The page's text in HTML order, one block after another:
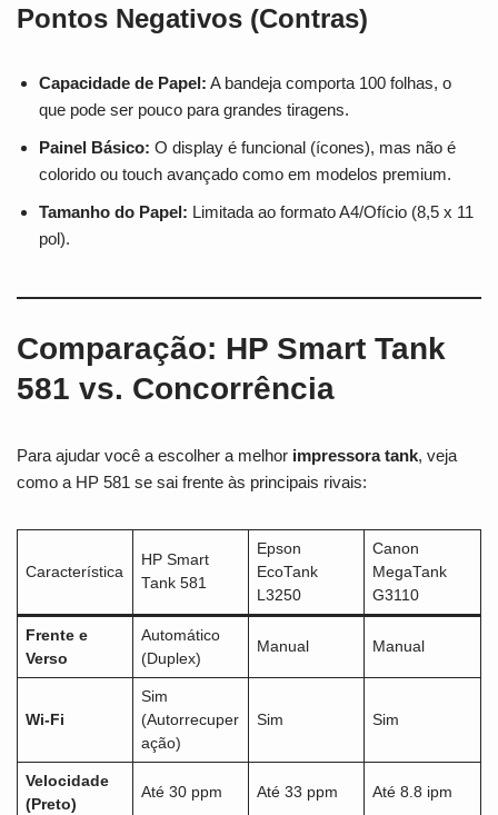
Pontos Negativos (Contras)
Capacidade de Papel: A bandeja comporta 100 folhas, o
que pode ser pouco para grandes tiragens.
Painel Básico: O display é funcional (ícones), mas não é
colorido ou touch avançado como em modelos premium.
Tamanho do Papel: Limitada ao formato A4/Ofício (8,5 x 11
pol).
Comparação: HP Smart Tank
581 vs. Concorrência
Para ajudar você a escolher a melhor impressora tank, veja
como a HP 581 se sai frente às principais rivais:
Característica
HP Smart
Tank 581
Epson
EcoTank
L3250
Canon
MegaTank
G3110
Frente e
Verso
Automático
(Duplex)
Manual Manual
Wi-Fi
Sim
(Autorrecuper
ação)
Sim Sim
Velocidade
(Preto)
Até 30 ppm Até 33 ppm Até 8.8 ipm